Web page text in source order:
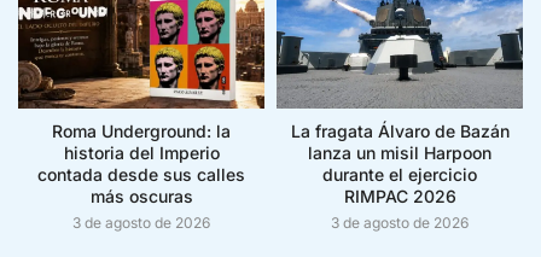
Roma Underground: la
historia del Imperio
contada desde sus calles
más oscuras
3 de agosto de 2026
La fragata Álvaro de Bazán
lanza un misil Harpoon
durante el ejercicio
RIMPAC 2026
3 de agosto de 2026